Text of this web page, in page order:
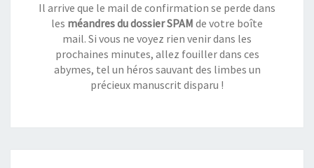
Il arrive que le mail de confirmation se perde dans
les méandres du dossier SPAM de votre boîte
mail. Si vous ne voyez rien venir dans les
prochaines minutes, allez fouiller dans ces
abymes, tel un héros sauvant des limbes un
précieux manuscrit disparu !